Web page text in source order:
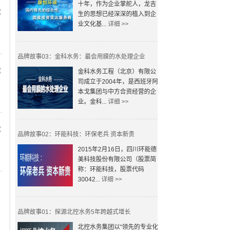
十年，作为企业掌舵人，龙吉
生的思想已经深深的植入到企
业文化基... 详细 >>
品牌故事03：金科水务：最会用膜的水处理企业
金科水务工程（北京）有限公
司成立于2004年，是西班牙阿
本戈集团与中方合资经营的企
业。金科... 详细 >>
品牌故事02：环能科技：环保老兵 资本新贵
2015年2月16日，四川环能德
美科技股份有限公司（股票简
称：环能科技，股票代码
30042... 详细 >>
品牌故事01：探源北控水务5年跨越式增长
北控水务集团以“领先的专业化